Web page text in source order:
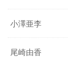
小澤亜李
尾崎由香